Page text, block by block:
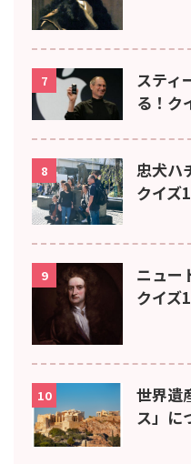
7
スティ
る！ク
8
忠犬ハ
クイズ
9
ニュー
クイズ
10
世界遺
ス」に